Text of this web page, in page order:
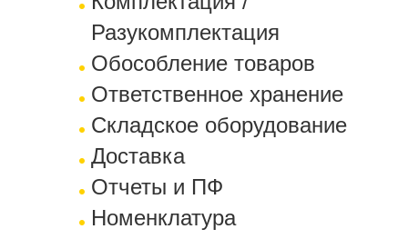
Разукомплектация
Обособление товаров
Ответственное хранение
Складское оборудование
Доставка
Отчеты и ПФ
Номенклатура